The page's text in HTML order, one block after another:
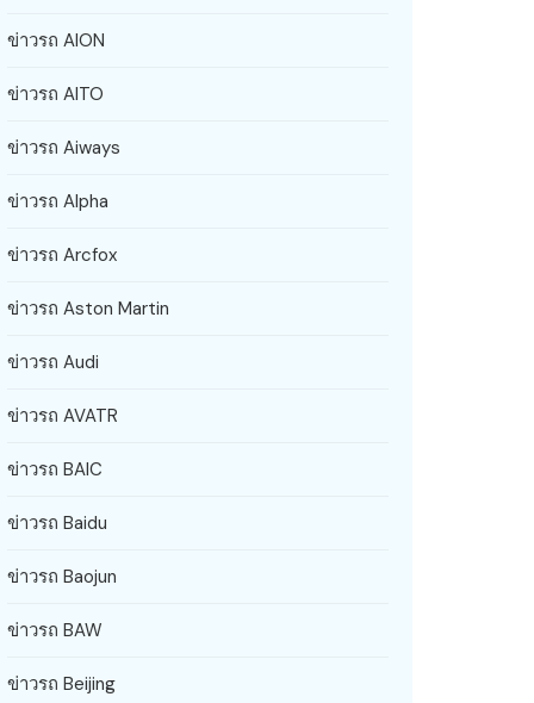
ข่าวรถ AION
ข่าวรถ AITO
ข่าวรถ Aiways
ข่าวรถ Alpha
ข่าวรถ Arcfox
ข่าวรถ Aston Martin
ข่าวรถ Audi
ข่าวรถ AVATR
ข่าวรถ BAIC
ข่าวรถ Baidu
ข่าวรถ Baojun
ข่าวรถ BAW
ข่าวรถ Beijing